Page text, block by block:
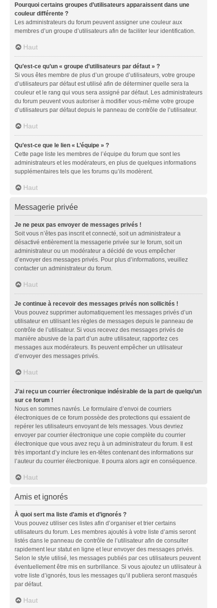
Pourquoi certains groupes d’utilisateurs apparaissent dans une
couleur différente ?
Les administrateurs du forum peuvent assigner une couleur aux
membres d’un groupe d’utilisateurs afin de faciliter leur identification.
Haut
Qu’est-ce qu’un « groupe d’utilisateurs par défaut » ?
Si vous êtes membre de plus d’un groupe d’utilisateurs, votre groupe
d’utilisateurs par défaut est utilisé afin de déterminer quelle sera la
couleur et le rang qui vous sera assigné par défaut. Les administrateurs
du forum peuvent vous autoriser à modifier vous-même votre groupe
d’utilisateurs par défaut depuis le panneau de contrôle de l’utilisateur.
Haut
Qu’est-ce que le lien « L’équipe » ?
Cette page liste les membres de l’équipe du forum que sont les
administrateurs et les modérateurs, en plus de quelques informations
supplémentaires tels que les forums qu’ils modèrent.
Haut
Messagerie privée
Je ne peux pas envoyer de messages privés !
Soit vous n’êtes pas inscrit et connecté, soit un administrateur a
désactivé entièrement la messagerie privée sur le forum, soit un
administrateur ou un modérateur a décidé de vous empêcher
d’envoyer des messages privés. Pour plus d’informations, veuillez
contacter un administrateur du forum.
Haut
Je continue à recevoir des messages privés non sollicités !
Vous pouvez supprimer automatiquement les messages privés d’un
utilisateur en utilisant les règles de messages depuis le panneau de
contrôle de l’utilisateur. Si vous recevez des messages privés de
manière abusive de la part d’un autre utilisateur, rapportez ces
messages aux modérateurs. Ils peuvent empêcher un utilisateur
d’envoyer des messages privés.
Haut
J’ai reçu un courrier électronique indésirable de la part de quelqu’un
sur ce forum !
Nous en sommes navrés. Le formulaire d’envoi de courriers
électroniques de ce forum possède des protections qui essaient de
repérer les utilisateurs envoyant de tels messages. Vous devriez
envoyer par courrier électronique une copie complète du courrier
électronique que vous avez reçu à un administrateur du forum. Il est
très important d’y inclure les en-têtes contenant des informations sur
l’auteur du courrier électronique. Il pourra alors agir en conséquence.
Haut
Amis et ignorés
À quoi sert ma liste d’amis et d’ignorés ?
Vous pouvez utiliser ces listes afin d’organiser et trier certains
utilisateurs du forum. Les membres ajoutés à votre liste d’amis seront
listés dans le panneau de contrôle de l’utilisateur afin de consulter
rapidement leur statut en ligne et leur envoyer des messages privés.
Selon le style utilisé, les messages publiés par ces utilisateurs peuvent
éventuellement être mis en surbrillance. Si vous ajoutez un utilisateur à
votre liste d’ignorés, tous les messages qu’il publiera seront masqués
par défaut.
Haut